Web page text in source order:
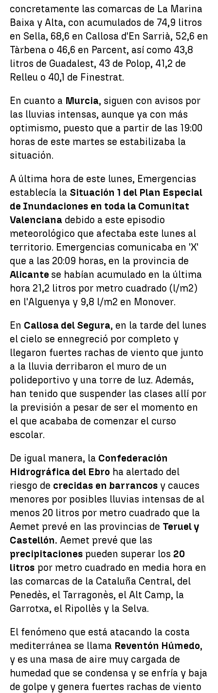
concretamente las comarcas de La Marina
Baixa y Alta, con acumulados de 74,9 litros
en Sella, 68,6 en Callosa d'En Sarrià, 52,6 en
Tàrbena o 46,6 en Parcent, así como 43,8
litros de Guadalest, 43 de Polop, 41,2 de
Relleu o 40,1 de Finestrat.
En cuanto a Murcia, siguen con avisos por
las lluvias intensas, aunque ya con más
optimismo, puesto que a partir de las 19:00
horas de este martes se estabilizaba la
situación.
A última hora de este lunes, Emergencias
establecía la Situación 1 del Plan Especial
de Inundaciones en toda la Comunitat
Valenciana debido a este episodio
meteorológico que afectaba este lunes al
territorio. Emergencias comunicaba en 'X'
que a las 20:09 horas, en la provincia de
Alicante se habían acumulado en la última
hora 21,2 litros por metro cuadrado (l/m2)
en l'Alguenya y 9,8 l/m2 en Monover.
En Callosa del Segura, en la tarde del lunes
el cielo se ennegreció por completo y
llegaron fuertes rachas de viento que junto
a la lluvia derribaron el muro de un
polideportivo y una torre de luz. Además,
han tenido que suspender las clases allí por
la previsión a pesar de ser el momento en
el que acababa de comenzar el curso
escolar.
De igual manera, la Confederación
Hidrográfica del Ebro ha alertado del
riesgo de crecidas en barrancos y cauces
menores por posibles lluvias intensas de al
menos 20 litros por metro cuadrado que la
Aemet prevé en las provincias de Teruel y
Castellón. Aemet prevé que las
precipitaciones pueden superar los 20
litros por metro cuadrado en media hora en
las comarcas de la Cataluña Central, del
Penedès, el Tarragonès, el Alt Camp, la
Garrotxa, el Ripollès y la Selva.
El fenómeno que está atacando la costa
mediterránea se llama Reventón Húmedo,
y es una masa de aire muy cargada de
humedad que se condensa y se enfría y baja
de golpe y genera fuertes rachas de viento